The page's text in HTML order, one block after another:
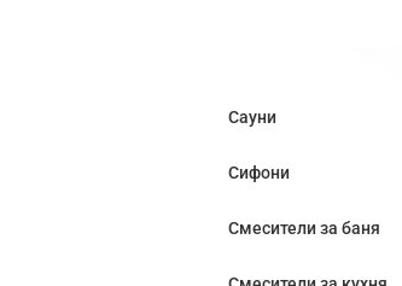
Сауни
Сифони
Смесители за баня